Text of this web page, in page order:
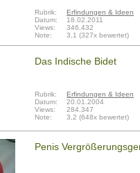
Rubrik:
Erfindungen & Ideen
Datum:
18.02.2011
Views:
346.432
Note:
3,1 (327x bewertet)
Das Indische Bidet
Rubrik:
Erfindungen & Ideen
Datum:
20.01.2004
Views:
284.347
Note:
3,2 (648x bewertet)
Penis